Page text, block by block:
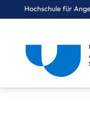
Hochschule für